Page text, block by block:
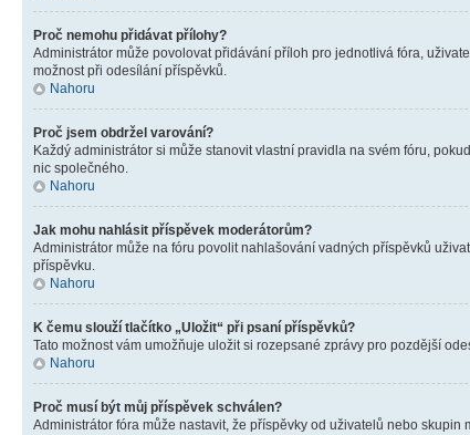
Proč nemohu přidávat přílohy?
Administrátor může povolovat přidávání příloh pro jednotlivá fóra,
možnost při odesílání příspěvků.
Nahoru
Proč jsem obdržel varování?
Každý administrátor si může stanovit vlastní pravidla na svém fóru,
nic společného.
Nahoru
Jak mohu nahlásit příspěvek moderátorům?
Administrátor může na fóru povolit nahlašování vadných příspěvků
příspěvku.
Nahoru
K čemu slouží tlačítko „Uložit“ při psaní příspěvků?
Tato možnost vám umožňuje uložit si rozepsané zprávy pro pozdější
Nahoru
Proč musí být můj příspěvek schválen?
Administrátor fóra může nastavit, že příspěvky od uživatelů nebo